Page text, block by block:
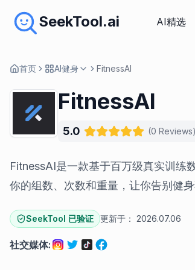
SeekTool.ai AI精选
首页 AI健身 FitnessAI
FitnessAI
5.0 (0 Reviews)
FitnessAI是一款基于百万级真实训练
你的组数、次数和重量，让你告别健
SeekTool 已验证 更新于： 2026.07.06
社交媒体: